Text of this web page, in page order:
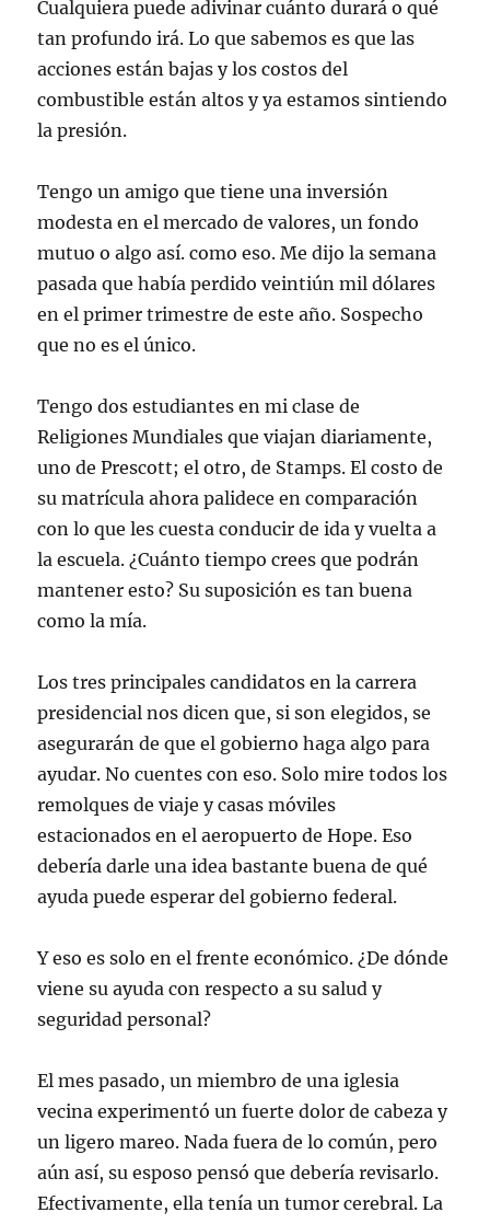
Cualquiera puede adivinar cuánto durará o qué
tan profundo irá. Lo que sabemos es que las
acciones están bajas y los costos del
combustible están altos y ya estamos sintiendo
la presión.
Tengo un amigo que tiene una inversión
modesta en el mercado de valores, un fondo
mutuo o algo así. como eso. Me dijo la semana
pasada que había perdido veintiún mil dólares
en el primer trimestre de este año. Sospecho
que no es el único.
Tengo dos estudiantes en mi clase de
Religiones Mundiales que viajan diariamente,
uno de Prescott; el otro, de Stamps. El costo de
su matrícula ahora palidece en comparación
con lo que les cuesta conducir de ida y vuelta a
la escuela. ¿Cuánto tiempo crees que podrán
mantener esto? Su suposición es tan buena
como la mía.
Los tres principales candidatos en la carrera
presidencial nos dicen que, si son elegidos, se
asegurarán de que el gobierno haga algo para
ayudar. No cuentes con eso. Solo mire todos los
remolques de viaje y casas móviles
estacionados en el aeropuerto de Hope. Eso
debería darle una idea bastante buena de qué
ayuda puede esperar del gobierno federal.
Y eso es solo en el frente económico. ¿De dónde
viene su ayuda con respecto a su salud y
seguridad personal?
El mes pasado, un miembro de una iglesia
vecina experimentó un fuerte dolor de cabeza y
un ligero mareo. Nada fuera de lo común, pero
aún así, su esposo pensó que debería revisarlo.
Efectivamente, ella tenía un tumor cerebral. La